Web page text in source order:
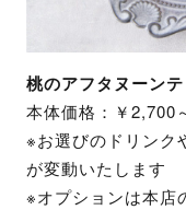
桃のアフタヌーン
本体価格：￥2,700
※お選びのドリンク
が変動いたします
※オプションは本店